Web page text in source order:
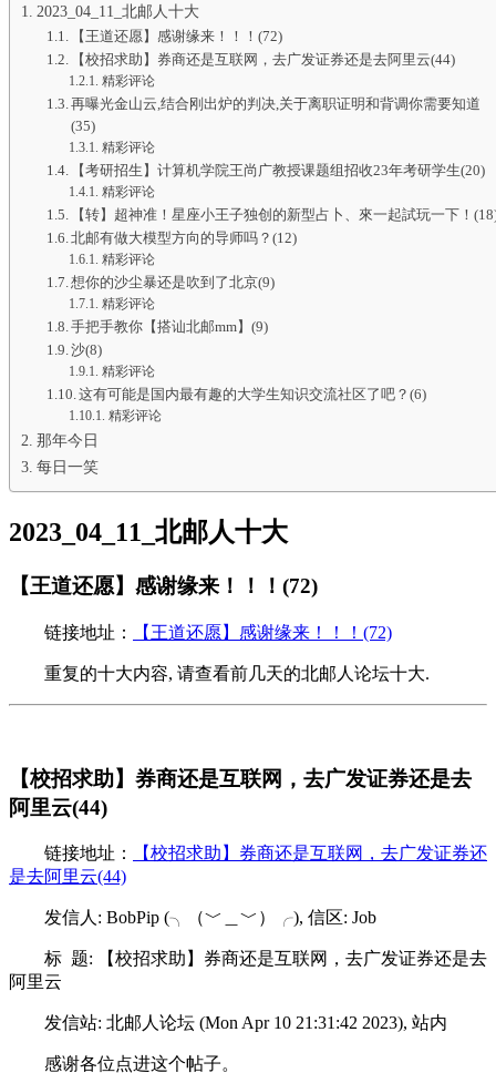
2023_04_11_北邮人十大
【王道还愿】感谢缘来！！！(72)
【校招求助】券商还是互联网，去广发证券还是去阿里云(44)
精彩评论
再曝光金山云,结合刚出炉的判决,关于离职证明和背调你需要知道
(35)
精彩评论
【考研招生】计算机学院王尚广教授课题组招收23年考研学生(20)
精彩评论
【转】超神准！星座小王子独创的新型占卜、來一起試玩一下！
北邮有做大模型方向的导师吗？(12)
精彩评论
想你的沙尘暴还是吹到了北京(9)
精彩评论
手把手教你【搭讪北邮mm】(9)
沙(8)
精彩评论
这有可能是国内最有趣的大学生知识交流社区了吧？(6)
精彩评论
那年今日
每日一笑
2023_04_11_北邮人十大
【王道还愿】感谢缘来！！！(72)
链接地址： 【王道还愿】感谢缘来！！！(72)
重复的十大内容, 请查看前几天的北邮人论坛十大.
【校招求助】券商还是互联网，去广发证券还是去
阿里云(44)
链接地址：
【校招求助】券商还是互联网，去广发证券还
是去阿里云(44)
发信人: BobPip (╮（﹀＿﹀）╭), 信区: Job
标 题: 【校招求助】券商还是互联网，去广发证券还是去
阿里云
发信站: 北邮人论坛 (Mon Apr 10 21:31:42 2023), 站内
感谢各位点进这个帖子。